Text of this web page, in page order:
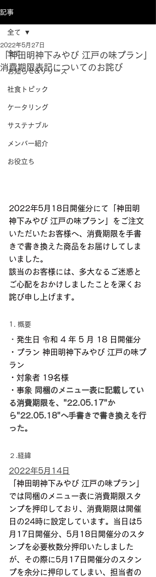
記事
全て
お知らせ&リリース
社食トピック
ケータリング
サステナブル
メンバー紹介
お役立ち
全て
「神田明神下みやび 江戸の味プラン」
消費期限表記についてのお詫び
2022年5月27日
2022年5月18日開催分にて「神田明
神下みやび 江戸の味プラン」をご注文
いただいたお客様へ、消費期限を手書
きで書き換えた商品をお届けしてしま
いました。
該当のお客様には、多大なるご迷惑と
ご心配をおかけしましたことを深くお
詫び申し上げます。
1. 概要
・ 発生日 令和 4 年 5 月 18 日開催分
・プラン 神田明神下みやび 江戸の味プ
ラン
・対象者 19名様
・事象
同梱のメニュー表に記載してい
る消費期限を、"22.05.17"か
ら"22.05.18"へ手書きで書き換えを行
った。
２.経緯
2022年5月14日
「神田明神下みやび 江戸の味プラン」
では同梱のメニュー表に消費期限スタ
ンプを押印しており、消費期限は開催
日の24時に設定しています。当日は5
月17日開催分、5月18日開催分のスタ
ンプを必要枚数分押印いたしました
が、その際に5月17日開催分のスタン
プを余分に押印してしまい、担当者の